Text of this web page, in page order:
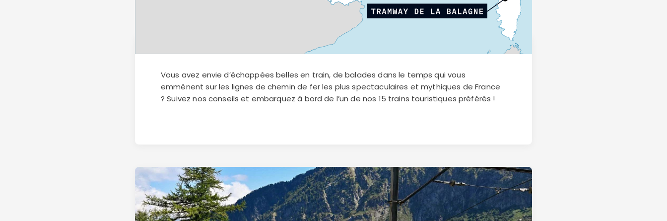
Vous avez envie d’échappées belles en train, de balades dans le temps qui vous
emmènent sur les lignes de chemin de fer les plus spectaculaires et mythiques de France
? Suivez nos conseils et embarquez à bord de l’un de nos 15 trains touristiques préférés !